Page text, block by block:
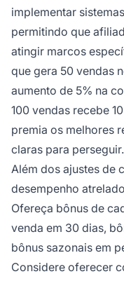
implementar
permitindo que
atingir marcos
que gera 50 vendas
aumento de 5% na
100 vendas recebe
premia os melhores
claras para perseguir.
Além dos ajustes de
desempenho
Ofereça bônus de
venda em 30 dias,
bônus sazonais em
Considere oferecer